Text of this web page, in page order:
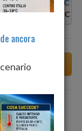
21°C
28°C
20°C
Max:27°C
ancora